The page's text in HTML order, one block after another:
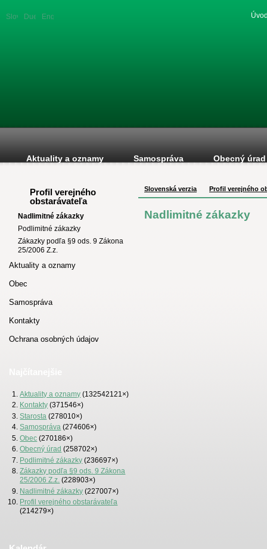
SlovenskáDuetsche
English
Aktuality a oznamy Samospráva Obecný úrad
Profil verejného
obstarávateľa
Nadlimitné zákazky
Podlimitné zákazky
Zákazky podľa §9 ods. 9 Zákona
25/2006 Z.z.
Aktuality a oznamy
Obec
Samospráva
Kontakty
Ochrana osobných údajov
Aktuality a oznamy (132542121×)
Kontakty (371546×)
Starosta (278010×)
Samospráva (274606×)
Obec (270186×)
Obecný úrad (258702×)
Podlimitné zákazky (236697×)
Zákazky podľa §9 ods. 9 Zákona
25/2006 Z.z. (228903×)
Nadlimitné zákazky (227007×)
Profil verejného obstarávateľa
(214279×)
Slovenská verzia Profil verejného
Nadlimitné zákazky